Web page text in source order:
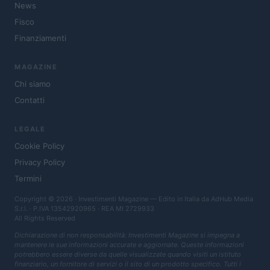
News
Fisco
Finanziamenti
MAGAZINE
Chi siamo
Contatti
LEGALE
Cookie Policy
Privacy Policy
Termini
Copyright © 2026 · Investimenti Magazine — Edito in Italia da AdHub Media
S.r.l. · P.IVA 13542920965 · REA MI 2729933
All Rights Reserved
Dichiarazione di non responsabilità: Investimenti Magazine si impegna a
mantenere le sue informazioni accurate e aggiornate. Queste informazioni
potrebbero essere diverse da quelle visualizzate quando visiti un istituto
finanziario, un fornitore di servizi o il sito di un prodotto specifico. Tutti i